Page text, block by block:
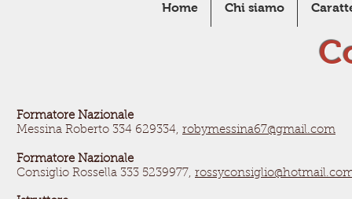
Formatore Nazionale
Messina Roberto 334 629334, robymessina67@gmail.com
Formatore Nazionale
Consiglio Rossella 333 5239977,
Home Chi siamo